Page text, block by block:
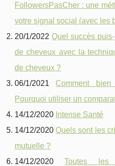
FollowersPasCher : une
votre signal social (avec les
20/1/2022Quel succès
de cheveux avec la
de cheveux ?
06/1/2021 Comment
Pourquoi utiliser un
14/12/2020 Intense Santé
14/12/2020Quels sont les
mutuelle ?
14/12/2020Toutes les